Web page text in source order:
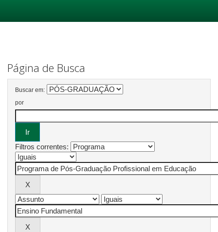
Página de Busca
Buscar em:
por
Filtros correntes: